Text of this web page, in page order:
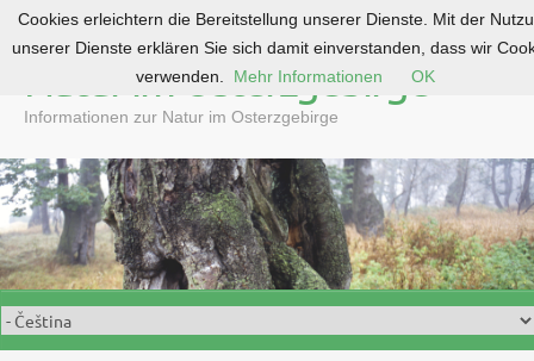
o
c
n
t
e
n
Natur im Osterzgebirge
Informationen zur Natur im Osterzgebirge
Cookies erleichtern die Bereitstellung unserer Dienste. Mit der
unserer Dienste erklären Sie sich damit einverstanden, dass wir
verwenden.
Mehr Informationen OK